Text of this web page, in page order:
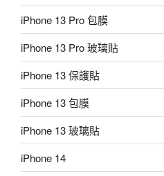
iPhone 13 Pro 包膜
iPhone 13 Pro 玻璃貼
iPhone 13 保護貼
iPhone 13 包膜
iPhone 13 玻璃貼
iPhone 14